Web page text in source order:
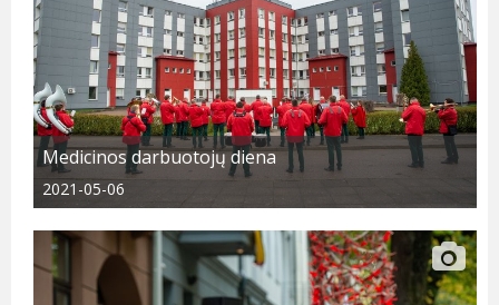
Medicinos darbuotojų diena
2021-05-06